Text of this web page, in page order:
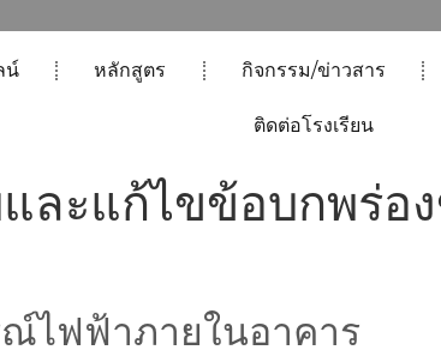
น์ หลักสูตร กิจกรรม/ข่าวสาร
ติดต่อโรงเรียน
ละแก้ไขข้อบกพร่อ
ไฟฟ้าภายในอาคาร